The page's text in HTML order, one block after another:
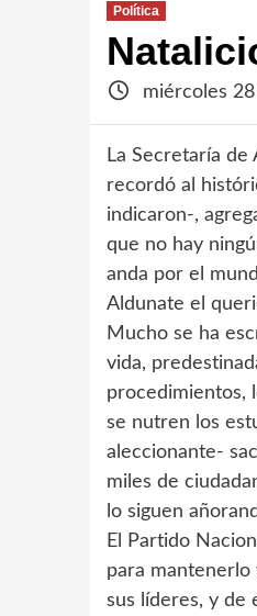
Política
miércoles
La Secretaría
recordó al
indicaron-,
que no hay
anda por el
Aldunate el
Mucho se ha
vida,
procedimientos,
se nutren los
aleccionante-
miles de
lo siguen
El Partido
para mantenerlo
sus líderes, y de